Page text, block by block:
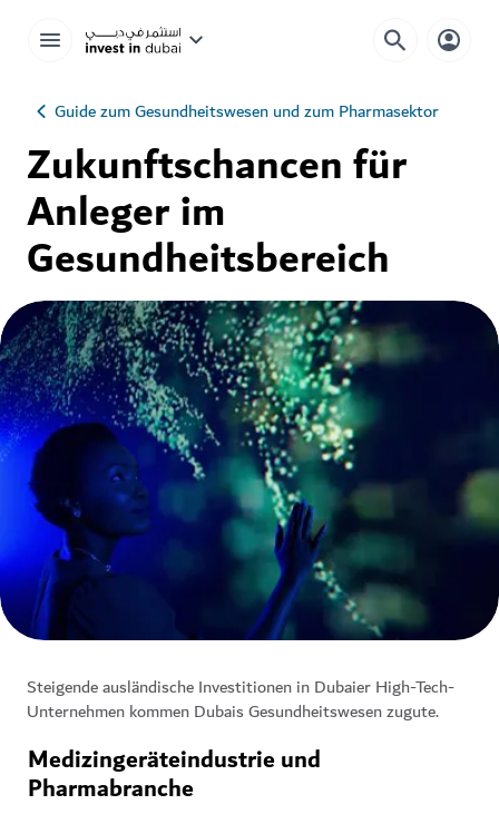
Guide zum Gesundheitswesen und zum Pharmasektor
Zukunftschancen für
Anleger im
Gesundheitsbereich
Steigende ausländische Investitionen in Dubaier High-Tech-
Unternehmen kommen Dubais Gesundheitswesen zugute.
Medizingeräteindustrie und
Pharmabranche